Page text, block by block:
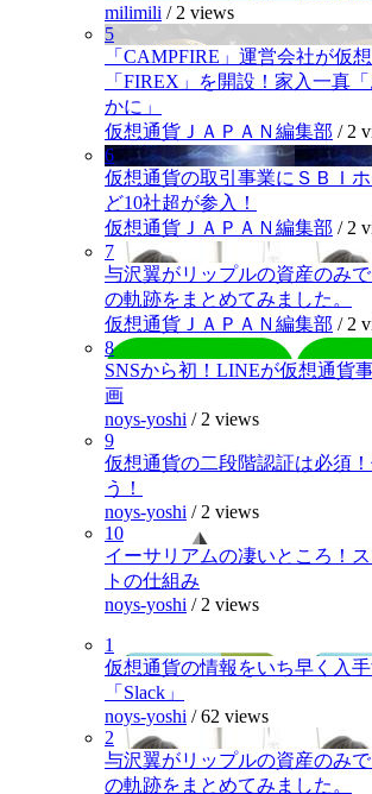
milimili / 2 views
5
「CAMPFIRE」運営会社が仮
「FIREX」を開設！家入一真
かに」
仮想通貨ＪＡＰＡＮ編集部 / 2
6
仮想通貨の取引事業にＳＢＩ
ど10社超が参入！
仮想通貨ＪＡＰＡＮ編集部 / 2
7
与沢翼がリップルの資産のみ
の軌跡をまとめてみました。
仮想通貨ＪＡＰＡＮ編集部 / 2
8
SNSから初！LINEが仮想通貨
画
noys-yoshi / 2 views
9
仮想通貨の二段階認証は必須
う！
noys-yoshi / 2 views
10
イーサリアムの凄いところ！
トの仕組み
noys-yoshi / 2 views
1
仮想通貨の情報をいち早く入
「Slack」
noys-yoshi /62 views
2
与沢翼がリップルの資産のみ
の軌跡をまとめてみました。